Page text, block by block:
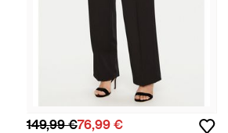
149,99 €76,99 €